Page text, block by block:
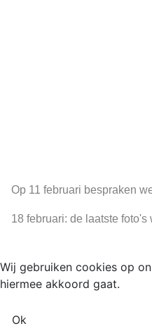
Op 11 februari bespraken
18 februari: de laatste
Wij gebruiken cookies op
hiermee akkoord gaat.
Ok